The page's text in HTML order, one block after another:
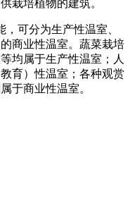
栽培植物的建筑。
可分为生产性温室、
商业性温室。蔬菜栽培
均属于生产性温室；人
育）性温室；各种观赏
于商业性温室。